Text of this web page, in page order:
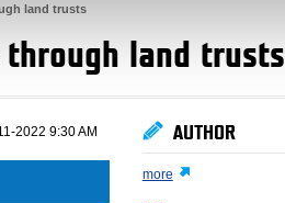
land trusts
land trusts
2022 9:30 AM AUTHOR
more